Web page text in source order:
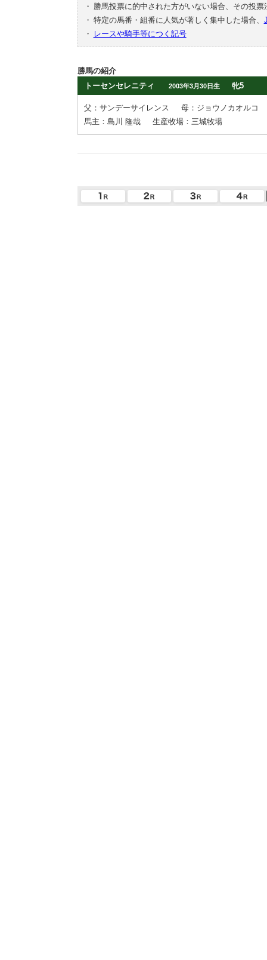
・
勝馬投票に的中された方がいない場合、その投
・ 特定の馬番・組番に人気が著しく集中した場合、
・
レースや騎手等につく記号
勝馬の紹介
トーセンセレニティ
2003年3月30日生 牝5
父：サンデーサイレンス
母：ジョウノカオルコ
馬主：島川 隆哉
生産牧場：三城牧場